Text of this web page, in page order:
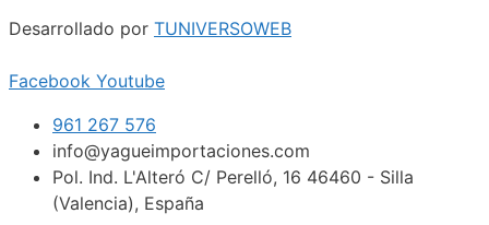
Desarrollado por TUNIVERSOWEB
Facebook Youtube
961 267 576
info@yagueimportaciones.com
Pol. Ind. L'Alteró C/ Perelló, 16 46460 - Silla
(Valencia), España